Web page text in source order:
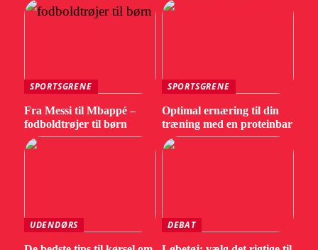
SPORTSGRENE
Fra Messi til Mbappé –
fodboldtrøjer til børn
SPORTSGRENE
Optimal ernæring til din
træning med en proteinbar
UDENDØRS DEBAT